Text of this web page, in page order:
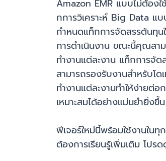
Amazon EMR แบบไม่ต้องใ
กการวิเคราะห์ Big Data แ
กำหนดแท็กการจัดสรรต้นทุน
การดำเนินงาน ขณะนี้คุณสาม
ทำงานแต่ละงาน แท็กการจั
สามารถรองรับงานสำหรับโ
ทำงานแต่ละงานทำให้ง่ายต่
เหมาะสมได้อย่างแม่นยำยิ่ง
ฟีเจอร์ใหม่นี้พร้อมใช้งานใน
ต้องการเรียนรู้เพิ่มเติม โปรด